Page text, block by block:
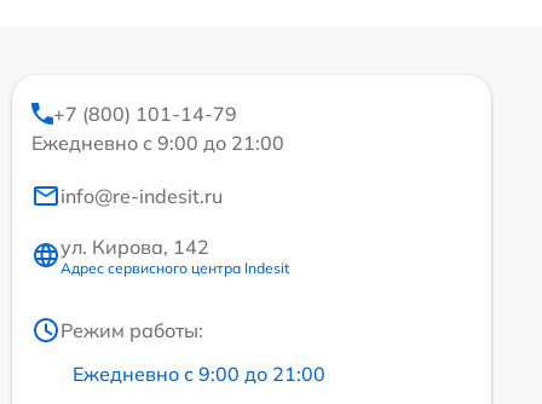
+7 (800) 101-14-79
Ежедневно с 9:00 до 21:00
info@re-indesit.ru
ул. Кирова, 142
Адрес сервисного центра Indesit
Режим работы:
Ежедневно с 9:00 до 21:00